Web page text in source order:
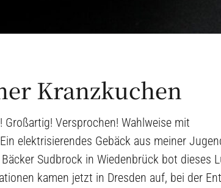
Kranzkuchen
Versprochen! Wahlweise mit
elektrisierendes Gebäck aus meiner
Sudbrock in Wiedenbrück bot dieses
kamen jetzt in Dresden auf, bei der